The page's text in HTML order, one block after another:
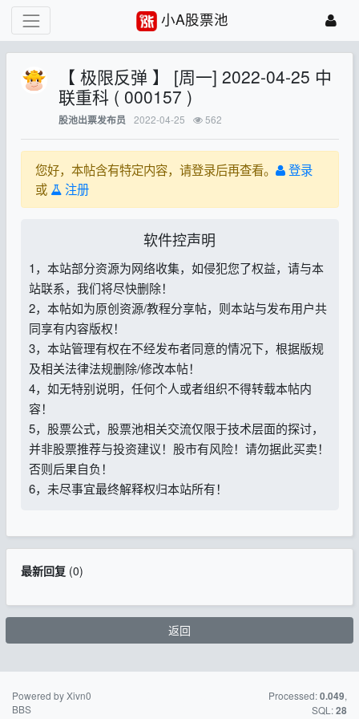
小A股票池
【 极限反弹 】 [周一] 2022-04-25 中
联重科 ( 000157 )
股池出票发布员 2022-04-25 562
您好，本帖含有特定内容，请登录后再查看。
登录
或
注册
软件控声明
1，本站部分资源为网络收集，如侵犯您了权益，请与本
站联系，我们将尽快删除！
2，本帖如为原创资源/教程分享帖，则本站与发布用户共
同享有内容版权！
3，本站管理有权在不经发布者同意的情况下，根据版规
及相关法律法规删除/修改本帖！
4，如无特别说明，任何个人或者组织不得转载本帖内
容！
5，股票公式，股票池相关交流仅限于技术层面的探讨，
并非股票推荐与投资建议！股市有风险！请勿据此买卖！
否则后果自负！
6，未尽事宜最终解释权归本站所有！
最新回复(0)
返回
Powered by Xivn0
BBS
Processed:0.049,
SQL:28